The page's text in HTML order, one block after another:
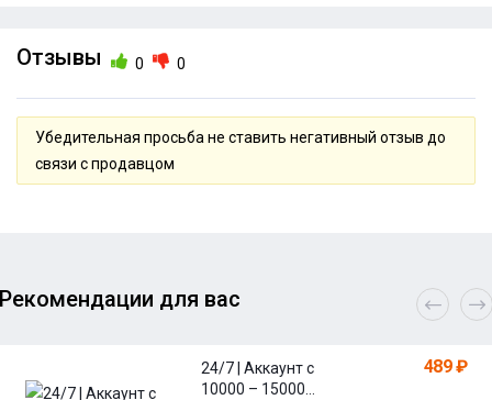
Отзывы 0 0
Убедительная просьба не ставить негативный отзыв до
связи с продавцом
Рекомендации для вас
24/7 | Аккаунт с
10000 – 15000
489 ₽